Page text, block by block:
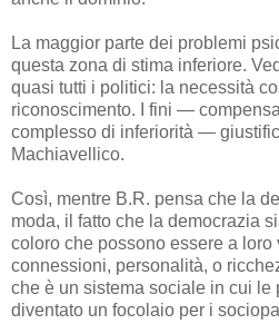
La maggior parte dei problemi
questa zona di stima inferiore.
quasi tutti i politici: la necessità
riconoscimento. I fini —
complesso di inferiorità —
Machiavellico.
Così, mentre B.R. pensa che la
moda, il fatto che la democrazia
coloro che possono essere a loro
connessioni, personalità, o
che è un sistema sociale in cui
diventato un focolaio per i